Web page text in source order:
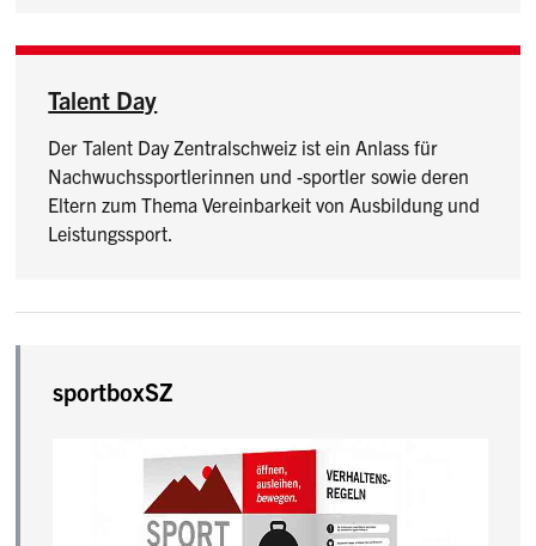
Talent Day
Der Talent Day Zentralschweiz ist ein Anlass für
Nachwuchssportlerinnen und -sportler sowie deren
Eltern zum Thema Vereinbarkeit von Ausbildung und
Leistungssport.
sportboxSZ